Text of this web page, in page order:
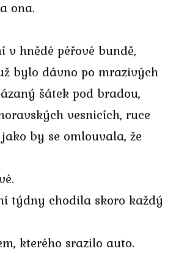
ona.
hnědé péřové bundě,
bylo dávno po mrazivých
šátek pod bradou,
vesnicích, ruce
by se omlouvala, že
týdny chodila skoro každý
kterého srazilo auto.